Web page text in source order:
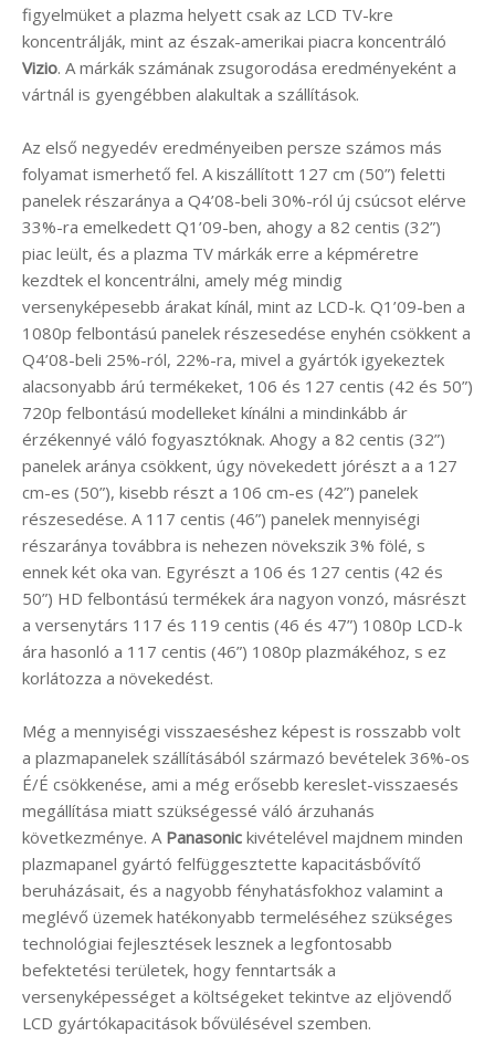
figyelmüket a plazma helyett csak az LCD TV-kre
koncentrálják, mint az észak-amerikai piacra koncentráló
Vizio. A márkák számának zsugorodása eredményeként a
vártnál is gyengébben alakultak a szállítások.
Az első negyedév eredményeiben persze számos más
folyamat ismerhető fel. A kiszállított 127 cm (50”) feletti
panelek részaránya a Q4’08-beli 30%-ról új csúcsot elérve
33%-ra emelkedett Q1’09-ben, ahogy a 82 centis (32”)
piac leült, és a plazma TV márkák erre a képméretre
kezdtek el koncentrálni, amely még mindig
versenyképesebb árakat kínál, mint az LCD-k. Q1’09-ben a
1080p felbontású panelek részesedése enyhén csökkent a
Q4’08-beli 25%-ról, 22%-ra, mivel a gyártók igyekeztek
alacsonyabb árú termékeket, 106 és 127 centis (42 és 50”)
720p felbontású modelleket kínálni a mindinkább ár
érzékennyé váló fogyasztóknak. Ahogy a 82 centis (32”)
panelek aránya csökkent, úgy növekedett jórészt a a 127
cm-es (50”), kisebb részt a 106 cm-es (42”) panelek
részesedése. A 117 centis (46”) panelek mennyiségi
részaránya továbbra is nehezen növekszik 3% fölé, s
ennek két oka van. Egyrészt a 106 és 127 centis (42 és
50”) HD felbontású termékek ára nagyon vonzó, másrészt
a versenytárs 117 és 119 centis (46 és 47”) 1080p LCD-k
ára hasonló a 117 centis (46”) 1080p plazmákéhoz, s ez
korlátozza a növekedést.
Még a mennyiségi visszaeséshez képest is rosszabb volt
a plazmapanelek szállításából származó bevételek 36%-os
É/É csökkenése, ami a még erősebb kereslet-visszaesés
megállítása miatt szükségessé váló árzuhanás
következménye. A Panasonic kivételével majdnem minden
plazmapanel gyártó felfüggesztette kapacitásbővítő
beruházásait, és a nagyobb fényhatásfokhoz valamint a
meglévő üzemek hatékonyabb termeléséhez szükséges
technológiai fejlesztések lesznek a legfontosabb
befektetési területek, hogy fenntartsák a
versenyképességet a költségeket tekintve az eljövendő
LCD gyártókapacitások bővülésével szemben.